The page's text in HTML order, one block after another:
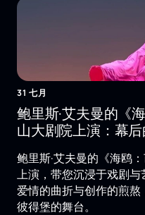
31 七月
鲍里斯·艾夫曼的《
山大剧院上演：幕
鲍里斯·艾夫曼的《海鸥
上演，带您沉浸于戏剧
爱情的曲折与创作的煎
彼得堡的舞台。